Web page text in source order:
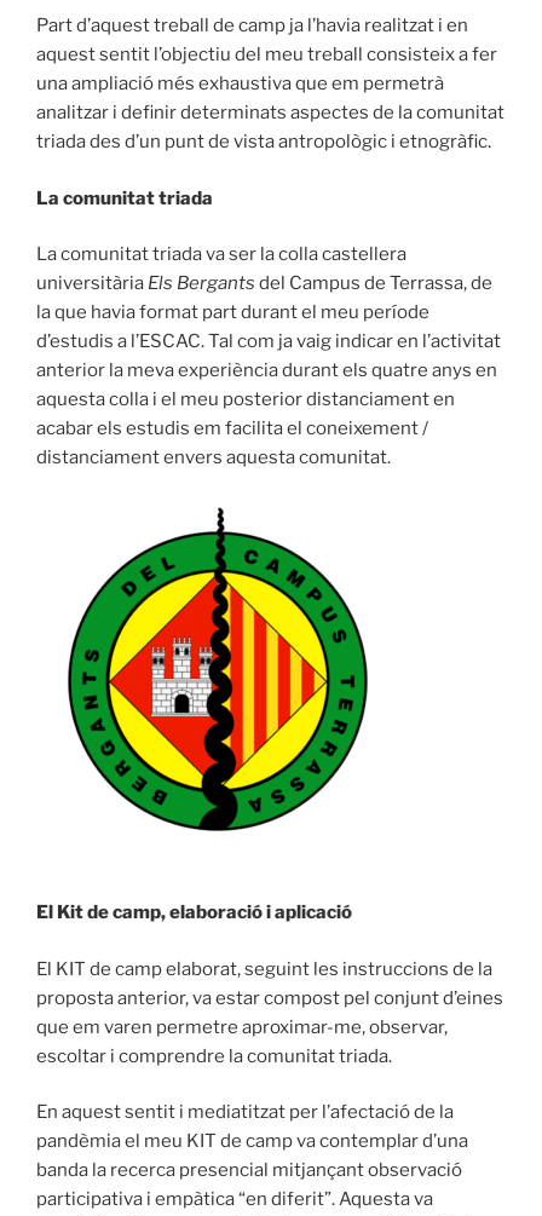
Part d’aquest treball de camp ja l’havia realitzat i en
aquest sentit l’objectiu del meu treball consisteix a fer
una ampliació més exhaustiva que em permetrà
analitzar i definir determinats aspectes de la comunitat
triada des d’un punt de vista antropològic i etnogràfic.
La comunitat triada
La comunitat triada va ser la colla castellera
universitària Els Bergants del Campus de Terrassa, de
la que havia format part durant el meu període
d’estudis a l’ESCAC. Tal com ja vaig indicar en l’activitat
anterior la meva experiència durant els quatre anys en
aquesta colla i el meu posterior distanciament en
acabar els estudis em facilita el coneixement /
distanciament envers aquesta comunitat.
El Kit de camp, elaboració i aplicació
El KIT de camp elaborat, seguint les instruccions de la
proposta anterior, va estar compost pel conjunt d’eines
que em varen permetre aproximar-me, observar,
escoltar i comprendre la comunitat triada.
En aquest sentit i mediatitzat per l’afectació de la
pandèmia el meu KIT de camp va contemplar d’una
banda la recerca presencial mitjançant observació
participativa i empàtica “en diferit”. Aquesta va